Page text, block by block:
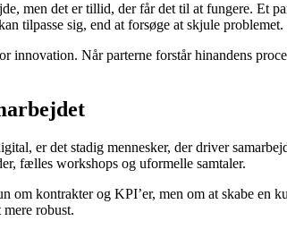
men det er tillid, der får det til at fungere. Et
tilpasse sig, end at forsøge at skjule problemet.
innovation. Når parterne forstår hinandens
er det stadig mennesker, der driver
fælles workshops og uformelle samtaler.
om kontrakter og KPI’er, men om at skabe en
robust.